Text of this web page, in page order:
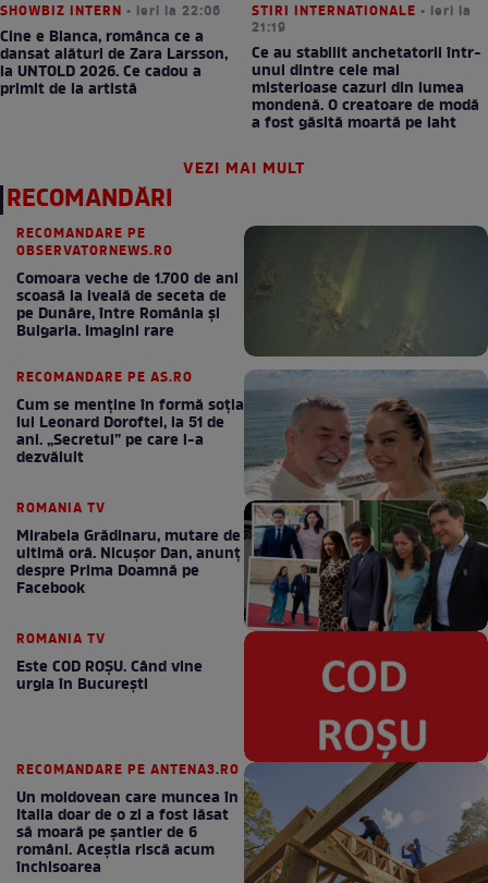
SHOWBIZ INTERN • ieri la 22:06
Cine e Bianca, românca ce a
dansat alături de Zara Larsson,
la UNTOLD 2026. Ce cadou a
primit de la artistă
STIRI INTERNATIONALE • ieri la
21:19
Ce au stabilit anchetatorii într-
unul dintre cele mai
misterioase cazuri din lumea
mondenă. O creatoare de modă
a fost găsită moartă pe iaht
VEZI MAI MULT
RECOMANDĂRI
RECOMANDARE PE
OBSERVATORNEWS.RO
Comoara veche de 1.700 de ani
scoasă la iveală de seceta de
pe Dunăre, între România şi
Bulgaria. Imagini rare
RECOMANDARE PE AS.RO
Cum se menţine în formă soţia
lui Leonard Doroftei, la 51 de
ani. „Secretul” pe care l-a
dezvăluit
ROMANIA TV
Mirabela Grădinaru, mutare de
ultimă oră. Nicuşor Dan, anunţ
despre Prima Doamnă pe
Facebook
ROMANIA TV
Este COD ROŞU. Când vine
urgia în Bucureşti
RECOMANDARE PE ANTENA3.RO
Un moldovean care muncea în
Italia doar de o zi a fost lăsat
să moară pe şantier de 6
români. Aceștia riscă acum
închisoarea